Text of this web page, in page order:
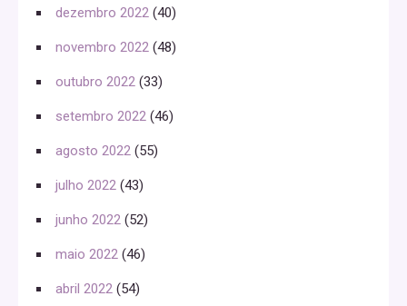
dezembro 2022 (40)
novembro 2022 (48)
outubro 2022 (33)
setembro 2022 (46)
agosto 2022 (55)
julho 2022 (43)
junho 2022 (52)
maio 2022 (46)
abril 2022 (54)